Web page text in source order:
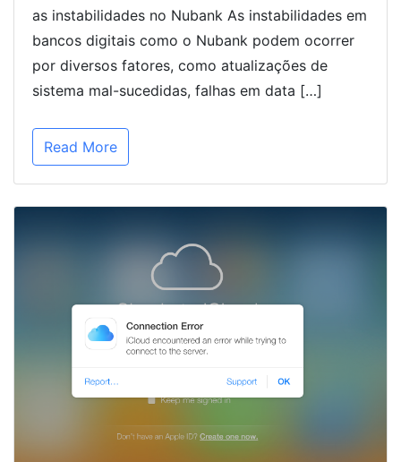
as instabilidades no Nubank As instabilidades em
bancos digitais como o Nubank podem ocorrer
por diversos fatores, como atualizações de
sistema mal-sucedidas, falhas em data […]
Read More